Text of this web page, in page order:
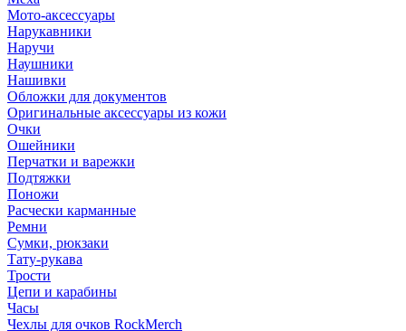
Мото-аксессуары
Нарукавники
Наручи
Наушники
Нашивки
Обложки для документов
Оригинальные аксессуары из кожи
Очки
Ошейники
Перчатки и варежки
Подтяжки
Поножи
Расчески карманные
Ремни
Сумки, рюкзаки
Тату-рукава
Трости
Цепи и карабины
Часы
Чехлы для очков RockMerch